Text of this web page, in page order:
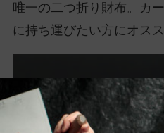
唯一の二つ折り財布。カ
に持ち運びたい方にオスス